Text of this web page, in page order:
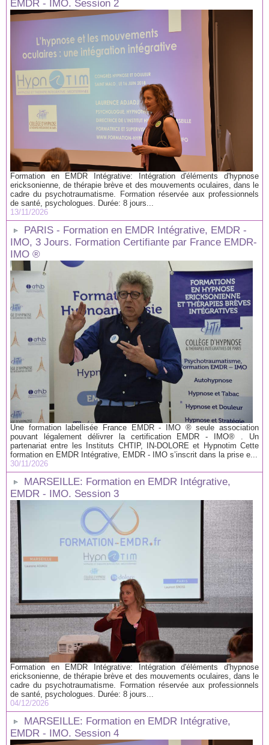
EMDR - IMO. Session 2
Formation en EMDR Intégrative: Intégration d'éléments d'hypnose
ericksonienne, de thérapie brève et des mouvements oculaires, dans le
cadre du psychotraumatisme. Formation réservée aux professionnels
de santé, psychologues. Durée: 8 jours...
13/11/2026
PARIS - Formation en EMDR Intégrative, EMDR -
IMO, 3 Jours. Formation Certifiante par France EMDR-
IMO ®
Une formation labellisée France EMDR - IMO ® seule association
pouvant légalement délivrer la certification EMDR - IMO® . Un
partenariat entre les Instituts CHTIP, IN-DOLORE et Hypnotim Cette
formation en EMDR Intégrative, EMDR - IMO s’inscrit dans la prise e...
30/11/2026
MARSEILLE: Formation en EMDR Intégrative,
EMDR - IMO. Session 3
Formation en EMDR Intégrative: Intégration d'éléments d'hypnose
ericksonienne, de thérapie brève et des mouvements oculaires, dans le
cadre du psychotraumatisme. Formation réservée aux professionnels
de santé, psychologues. Durée: 8 jours...
04/12/2026
MARSEILLE: Formation en EMDR Intégrative,
EMDR - IMO. Session 4